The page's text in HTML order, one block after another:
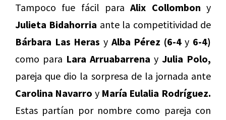
Tampoco fue fácil paraAlix Collombon y
Julieta Bidahorria ante la competitividad de
Bárbara Las Heras y Alba Pérez (6-4y 6-4)
como para Lara Arruabarrena y Julia Polo,
pareja que dio la sorpresa de la jornada ante
Carolina Navarro y María Eulalia Rodríguez.
Estas partían por nombre como pareja con